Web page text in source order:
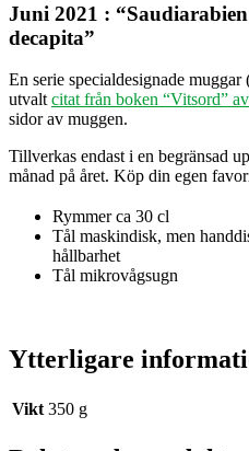
Juni 2021 :
decapita”
En serie specialdesignade
utvalt citat från boken “Vitsord”
sidor av muggen.
Tillverkas endast i en begränsad
månad på året. Köp din egen
Rymmer ca 30 cl
Tål maskindisk, men
hållbarhet
Tål mikrovågsugn
Ytterligare
Vikt 350 g